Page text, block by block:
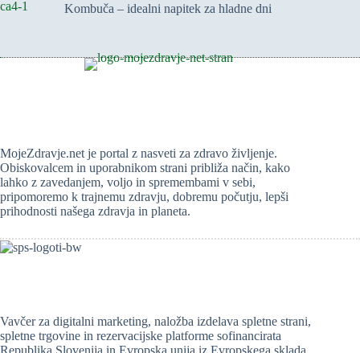
Kombuča – idealni napitek za hladne dni
MojeZdravje.net je portal z nasveti za zdravo življenje.
Obiskovalcem in uporabnikom strani približa način, kako
lahko z zavedanjem, voljo in spremembami v sebi,
pripomoremo k trajnemu zdravju, dobremu počutju, lepši
prihodnosti našega zdravja in planeta.
Vavčer za digitalni marketing, naložba izdelava spletne strani,
spletne trgovine in rezervacijske platforme sofinancirata
Republika Slovenija in Evropska unija iz Evropskega sklada